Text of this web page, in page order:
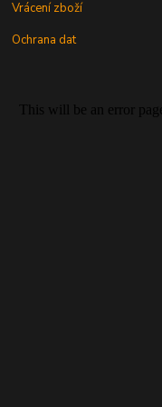
Vrácení zboží
Ochrana dat